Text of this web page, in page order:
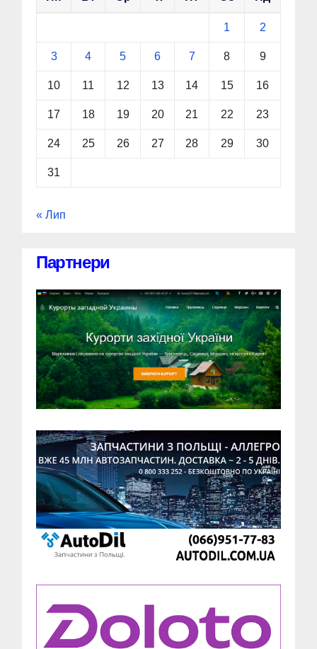
1 2
3 4 5 6 7 8 9
10 11 12 13 14 15 16
17 18 19 20 21 22 23
24 25 26 27 28 29 30
31
« Лип
Партнери